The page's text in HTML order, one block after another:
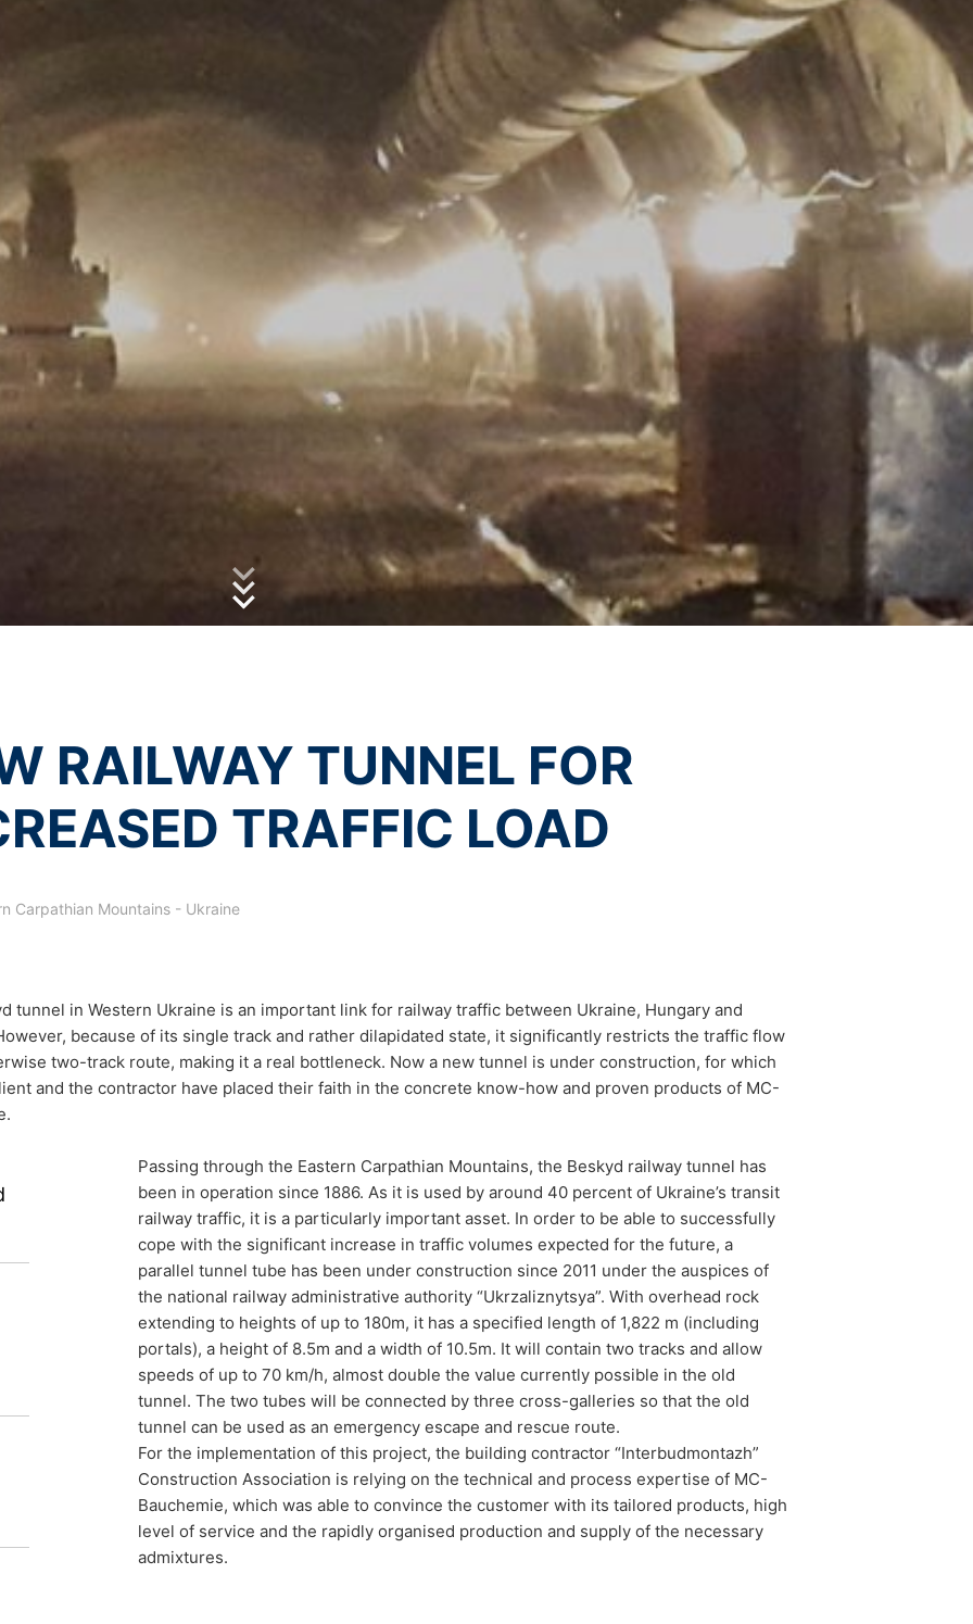
tunnel for
traffic load
Ukraine is an important link for
Hungary and Slovakia. Because of
restricts the traffic flow of the
Now a new tunnel is under construction,
the contractor have placed their faith
and proven products of MC.
RAILWAY TUNNEL FOR
TRAFFIC LOAD
Carpathian Mountains - Ukraine
tunnel in Western Ukraine is an important link for railway traffic between Ukraine, Hungary and
because of its single track and rather dilapidated state, it significantly restricts the traffic flow
two-track route, making it a real bottleneck. Now a new tunnel is under construction, for which
and the contractor have placed their faith in the concrete know-how and proven products of MC-
Passing through the Eastern Carpathian Mountains, the Beskyd railway tunnel has
been in operation since 1886. As it is used by around 40 percent of Ukraine’s transit
railway traffic, it is a particularly important asset. In order to be able to successfully
cope with the significant increase in traffic volumes expected for the future, a
parallel tunnel tube has been under construction since 2011 under the auspices of
the national railway administrative authority “Ukrzaliznytsya”. With overhead rock
extending to heights of up to 180m, it has a specified length of 1,822 m (including
portals), a height of 8.5m and a width of 10.5m. It will contain two tracks and allow
speeds of up to 70 km/h, almost double the value currently possible in the old
tunnel. The two tubes will be connected by three cross-galleries so that the old
tunnel can be used as an emergency escape and rescue route.
For the implementation of this project, the building contractor “Interbudmontazh”
Construction Association is relying on the technical and process expertise of MC-
Bauchemie, which was able to convince the customer with its tailored products, high
level of service and the rapidly organised production and supply of the necessary
admixtures.
s používaním webovej stránky a používaním internetu. IP-adresa poskytnutá Vašim prehliadačom
inými údajmi Google.
zodpovedajúcim nastavením Vášho prehliadačového softwaru; upozorňujeme však na to, že v takom
v plnom rozsahu využívať všetky funkcie tejto webovej stránky. Okrem toho môžete zabrániť evidovaniu
cookie a ktoré sa vzťahujú na používanie tejto webovej stránky (vrátene Vašej IP-adresy) pre Google,
spoločnosťou Google takým spôsobom, že si stiahnete a nainštalujete prehliadačový plugin, ktorý je
odkazom:
môžete prostredníctvom Google Analytics zabrániť evidovaniu Vašich údajov. Osadí sa Opt-Out-
pri budúcich návštevách tejto webovej stránky:
s údajmi o používateľoch v Google Analytics nájdete v prehlásení o ochrane údajov Google:
6004245?hl=en
o spracovaní údajov o zákazke a pri využívaní Google Analytics v plnej miere presadzujeme prísne
údajov.
YouTube prevádzkovanej spoločnosťou Google. Prevádzkovateľom stránok je YouTube, LLC, 901
Keď navštívite jednu z našich stránok vybavenú YouTube-pluginom, vytvorí sa spojenie na servery
ktorú z našich stránok ste navštívili. Keď ste prihlásený vo Vašom YouTube-účte, umožníte YouTube
k Vášmu osobnému profilu. Môžete tomu zabrániť takým spôsobnom, že sa odhlásite z Vášho
pútavej prezentácie našich online-ponúk. Toto predstavuje oprávnený záujem v zmysle čl. 6 ods. 1
údaje. Osobné údaje sa neodovzdávajú iným prijímateľom.
údajov
je možné len s Vašim výslovným súhlasom. Súhlas, ktorý ste už udelili, môžete kedykoľvek odvolať.
úradu
alebo tretej osobe, v bežnom, strojovo čitateľnom formáte, údaje, ktoré na základe Vášho súhlasu alebo
automatizovanej podobe. Keď požadujete priamy prevod údajov na inú zodpovednú osobu, stane sa tak
o ochrane údajov máte kedykoľvek právo požiadať MC-Bauchemie o rozsiahle poskytnutie informácií
- Základného nariadenia o ochrane údajov môžete od nás kedykoľvek vyžadovať opravu, vymazanie
vo firme MC-Bauchemie
a Google
POŠLI